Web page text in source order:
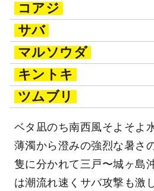
コアジ
サバ
マルソウダ
キントキ
ツムブリ
ベタ凪のち南西風そよそよ
薄濁から澄みの強烈な暑さ
隻に分かれて三戸〜城ヶ島
は潮流れ速くサバ攻撃も激